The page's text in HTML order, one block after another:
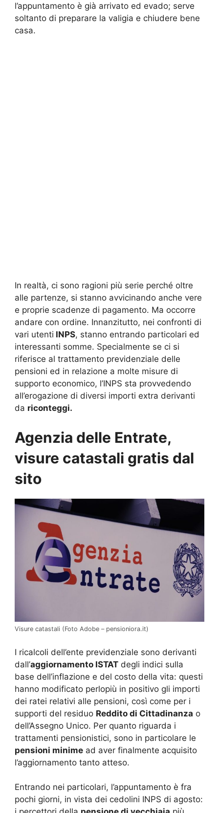
l’appuntamento è già arrivato ed evado; serve
soltanto di preparare la valigia e chiudere bene
casa.
In realtà, ci sono ragioni più serie perché oltre
alle partenze, si stanno avvicinando anche vere
e proprie scadenze di pagamento. Ma occorre
andare con ordine. Innanzitutto, nei confronti di
vari utenti INPS, stanno entrando particolari ed
interessanti somme. Specialmente se ci si
riferisce al trattamento previdenziale delle
pensioni ed in relazione a molte misure di
supporto economico, l’INPS sta provvedendo
all’erogazione di diversi importi extra derivanti
da riconteggi.
Agenzia delle Entrate,
visure catastali gratis dal
sito
Visure catastali (Foto Adobe – pensioniora.it)
I ricalcoli dell’ente previdenziale sono derivanti
dall’aggiornamento ISTAT degli indici sulla
base dell’inflazione e del costo della vita: questi
hanno modificato perlopiù in positivo gli importi
dei ratei relativi alle pensioni, così come per i
supporti del residuo Reddito di Cittadinanza o
dell’Assegno Unico. Per quanto riguarda i
trattamenti pensionistici, sono in particolare le
pensioni minime ad aver finalmente acquisito
l’aggiornamento tanto atteso.
Entrando nei particolari, l’appuntamento è fra
pochi giorni, in vista dei cedolini INPS di agosto: